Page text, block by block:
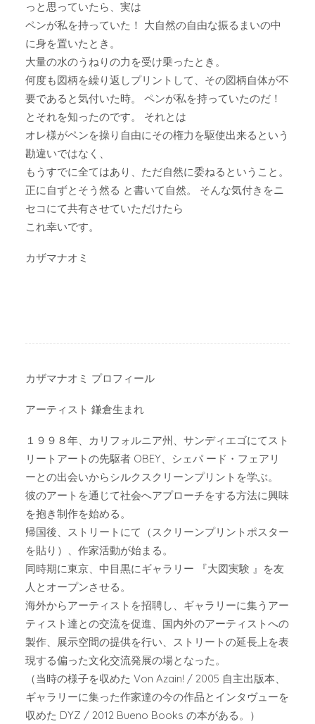
っと思っていたら、実は
ペンが私を持っていた！ 大自然の自由な振るまいの中
に身を置いたとき。
大量の水のうねりの力を受け乗ったとき。
何度も図柄を繰り返しプリントして、その図柄自体が不
要であると気付いた時。 ペンが私を持っていたのだ！
とそれを知ったのです。 それとは
オレ様がペンを操り自由にその権力を駆使出来るという
勘違いではなく、
もうすでに全てはあり、ただ自然に委ねるということ。
正に自ずとそう然る と書いて自然。 そんな気付きをニ
セコにて共有させていただけたら
これ幸いです。
カザマナオミ
カザマナオミ プロフィール
アーティスト 鎌倉生まれ
１９９８年、カリフォルニア州、サンディエゴにてスト
リートアートの先駆者 OBEY、シェパ ード・フェアリ
ーとの出会いからシルクスクリーンプリントを学ぶ。
彼のアートを通じて社会へアプローチをする方法に興味
を抱き制作を始める。
帰国後、ストリートにて（スクリーンプリントポスター
を貼り）、作家活動が始まる。
同時期に東京、中目黒にギャラリー 『大図実験 』を友
人とオープンさせる。
海外からアーティストを招聘し、ギャラリーに集うアー
ティスト達との交流を促進、国内外のアーティストへの
製作、展示空間の提供を行い、ストリートの延長上を表
現する偏った文化交流発展の場となった。
（当時の様子を収めた Von Azain! / 2005 自主出版本、
ギャラリーに集った作家達の今の作品とインタヴューを
収めた DYZ / 2012 Bueno Books の本がある。）